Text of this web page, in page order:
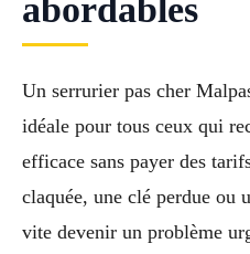
abordables
Un serrurier pas cher
idéale pour tous ceux qui
efficace sans payer des
claquée, une clé perdue ou
vite devenir un problème